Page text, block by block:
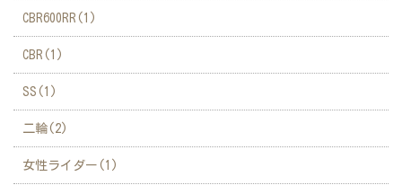
CBR600RR(1)
CBR(1)
SS(1)
二輪(2)
女性ライダー(1)